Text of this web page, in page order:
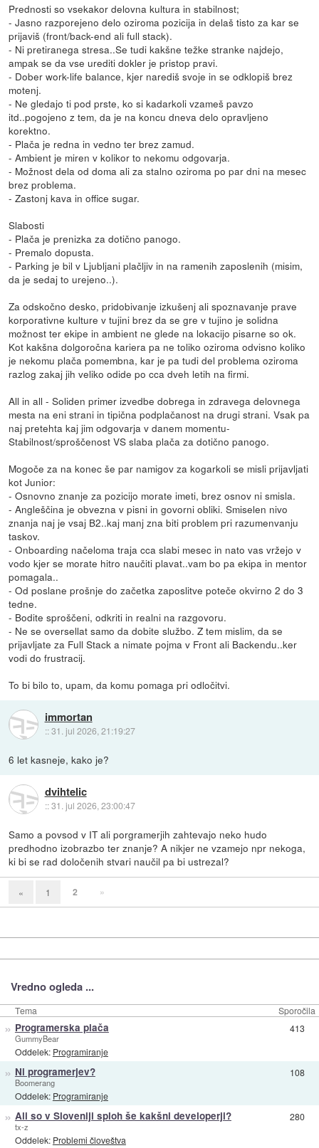
Prednosti so vsekakor delovna kultura in stabilnost;
- Jasno razporejeno delo oziroma pozicija in delaš tisto za kar se
prijaviš (front/back-end ali full stack).
- Ni pretiranega stresa..Se tudi kakšne težke stranke najdejo,
ampak se da vse urediti dokler je pristop pravi.
- Dober work-life balance, kjer narediš svoje in se odklopiš brez
motenj.
- Ne gledajo ti pod prste, ko si kadarkoli vzameš pavzo
itd..pogojeno z tem, da je na koncu dneva delo opravljeno
korektno.
- Plača je redna in vedno ter brez zamud.
- Ambient je miren v kolikor to nekomu odgovarja.
- Možnost dela od doma ali za stalno oziroma po par dni na mesec
brez problema.
- Zastonj kava in office sugar.
Slabosti
- Plača je prenizka za dotično panogo.
- Premalo dopusta.
- Parking je bil v Ljubljani plačljiv in na ramenih zaposlenih (misim,
da je sedaj to urejeno..).
Za odskočno desko, pridobivanje izkušenj ali spoznavanje prave
korporativne kulture v tujini brez da se gre v tujino je solidna
možnost ter ekipe in ambient ne glede na lokacijo pisarne so ok.
Kot kakšna dolgoročna kariera pa ne toliko oziroma odvisno koliko
je nekomu plača pomembna, kar je pa tudi del problema oziroma
razlog zakaj jih veliko odide po cca dveh letih na firmi.
All in all - Soliden primer izvedbe dobrega in zdravega delovnega
mesta na eni strani in tipična podplačanost na drugi strani. Vsak pa
naj pretehta kaj jim odgovarja v danem momentu-
Stabilnost/sproščenost VS slaba plača za dotično panogo.
Mogoče za na konec še par namigov za kogarkoli se misli prijavljati
kot Junior:
- Osnovno znanje za pozicijo morate imeti, brez osnov ni smisla.
- Angleščina je obvezna v pisni in govorni obliki. Smiselen nivo
znanja naj je vsaj B2..kaj manj zna biti problem pri razumenvanju
taskov.
- Onboarding načeloma traja cca slabi mesec in nato vas vržejo v
vodo kjer se morate hitro naučiti plavat..vam bo pa ekipa in mentor
pomagala..
- Od poslane prošnje do začetka zaposlitve poteče okvirno 2 do 3
tedne.
- Bodite sproščeni, odkriti in realni na razgovoru.
- Ne se oversellat samo da dobite službo. Z tem mislim, da se
prijavljate za Full Stack a nimate pojma v Front ali Backendu..ker
vodi do frustracij.
To bi bilo to, upam, da komu pomaga pri odločitvi.
immortan
::31. jul 2026, 21:19:27
6 let kasneje, kako je?
dvihtelic
::31. jul 2026, 23:00:47
Samo a povsod v IT ali porgramerjih zahtevajo neko hudo
predhodno izobrazbo ter znanje? A nikjer ne vzamejo npr nekoga,
ki bi se rad določenih stvari naučil pa bi ustrezal?
« 1 2 »
Vredno ogleda ...
Tema Sporočila
» Programerska plača
GummyBear
Oddelek: Programiranje
413
» Ni programerjev?
Boomerang
Oddelek: Programiranje
108
» Ali so v Sloveniji sploh še kakšni developerji?
tx-z
Oddelek: Problemi človeštva
280